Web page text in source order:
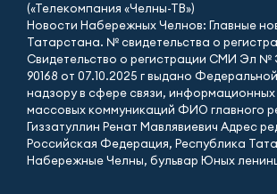
(«Телекомпания «Челны-ТВ»)
Новости Набережных Челнов: Главные
Татарстана. № свидетельства о
Свидетельство о регистрации СМИ Эл
90168 от 07.10.2025 г выдано
надзору в сфере связи, информационных
массовых коммуникаций ФИО главного
Гиззатуллин Ренат Мавлявиевич Адрес
Российская Федерация, Республика
Набережные Челны, бульвар Юных